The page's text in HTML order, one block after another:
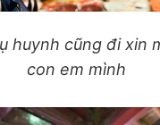
huynh cũng đi xin
con em mình